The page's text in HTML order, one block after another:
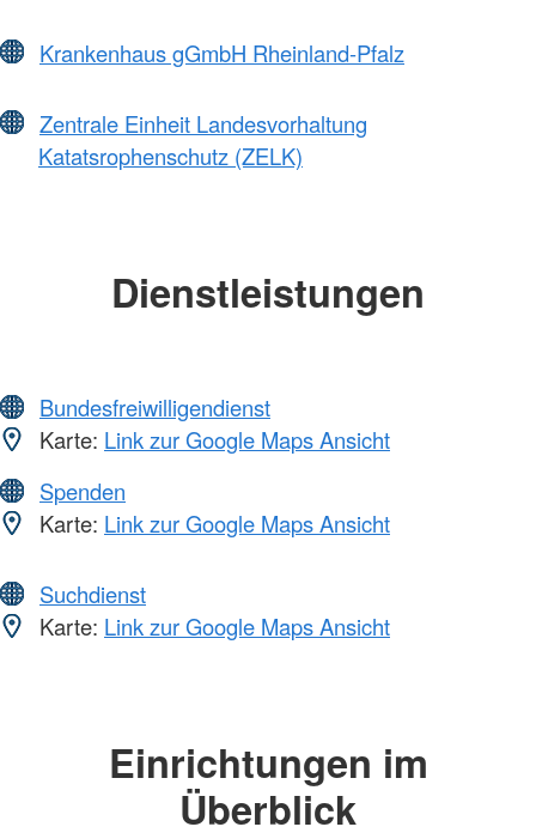
Krankenhaus gGmbH Rheinland-Pfalz
Zentrale Einheit Landesvorhaltung
Katatsrophenschutz (ZELK)
Dienstleistungen
Bundesfreiwilligendienst
Karte: Link zur Google Maps Ansicht
Spenden
Karte: Link zur Google Maps Ansicht
Suchdienst
Karte: Link zur Google Maps Ansicht
Einrichtungen im
Überblick